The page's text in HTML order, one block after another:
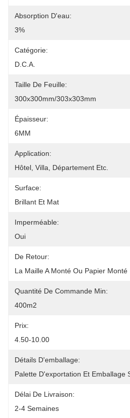
Absorption D'eau:
3%
Catégorie:
D.C.A.
Taille De Feuille:
300x300mm/303x303mm
Épaisseur:
6MM
Application:
Hôtel, Villa, Département Etc.
Surface:
Brillant Et Mat
Imperméable:
Oui
De Retour:
La Maille A Monté Ou Papier Monté
Quantité De Commande Min:
400m2
Prix:
4.50-10.00
Détails D'emballage:
Palette D'exportation Et Emballage
Délai De Livraison:
2-4 Semaines